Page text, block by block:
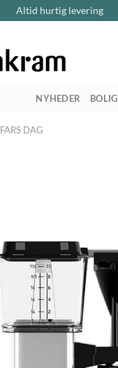
Altid hurtig levering
NYHEDER BOLIG
FARS DAG